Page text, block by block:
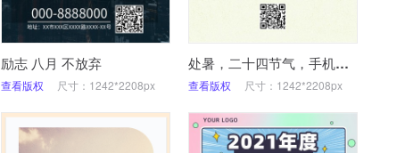
励志 八月 不放弃
查看版权 尺寸：1242*2208px
处暑，二十四节气，手机海报
查看版权 尺寸：1242*2208px